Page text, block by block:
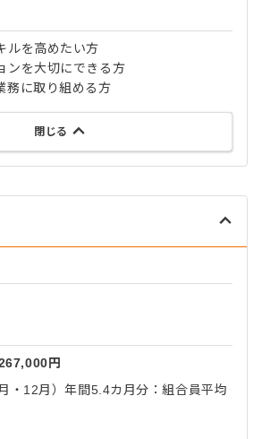
ルを高めたい方
ンを大切にできる方
務に取り組める方
閉じる
円
・12月）年間5.4カ月分：組合員平均